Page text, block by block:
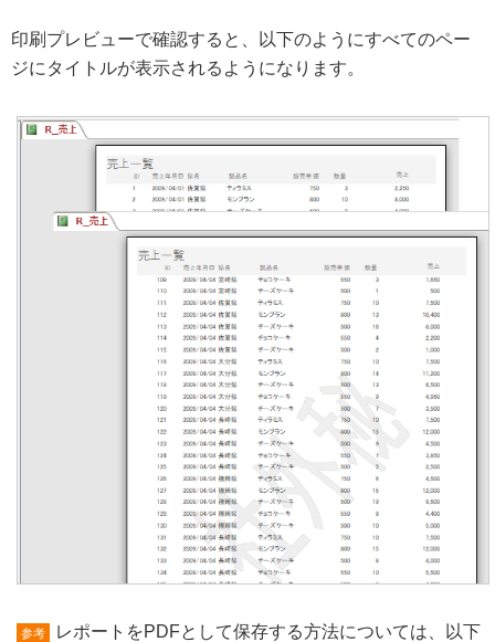
印刷プレビューで確認すると、以下のようにすべてのペー
ジにタイトルが表示されるようになります。
参考
レポートをPDFとして保存する方法については、以下